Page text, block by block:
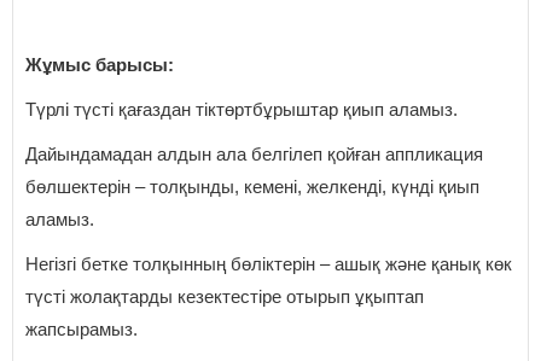
Жұмыс барысы:
Түрлі түсті қағаздан тіктөртбұрыштар қиып аламыз.
Дайындамадан алдын ала белгілеп қойған аппликация
бөлшектерін – толқынды, кемені, желкенді, күнді қиып
аламыз.
Негізгі бетке толқынның бөліктерін – ашық және қанық көк
түсті жолақтарды кезектестіре отырып ұқыптап
жапсырамыз.